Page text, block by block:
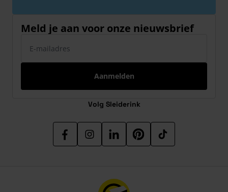
Meld je aan voor onze nieuwsbrief
Aanmelden
Volg Sleiderink